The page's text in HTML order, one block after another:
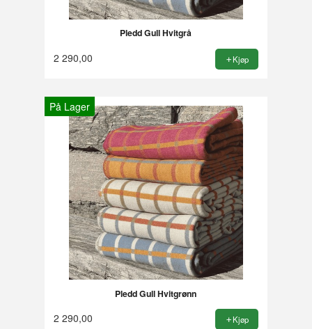
Pledd Gull Hvitgrå
2 290,00 Kjøp
På Lager
Pledd Gull Hvitgrønn
2 290,00 Kjøp